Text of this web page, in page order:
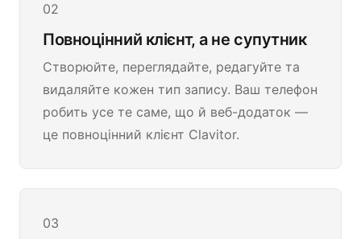
02
Повноцінний клієнт, а не супутник
Створюйте, переглядайте, редагуйте та
видаляйте кожен тип запису. Ваш телефон
робить усе те саме, що й веб-додаток —
це повноцінний клієнт Clavitor.
03